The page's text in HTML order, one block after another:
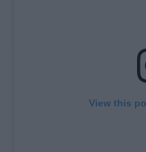
View this